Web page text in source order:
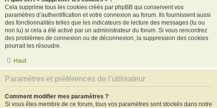
Cela supprime tous les cookies créés par phpBB qui conservent vos
paramètres d’authentification et votre connexion au forum. Ils fournissent aussi
des fonctionnalités telles que les indicateurs de lecture des messages (lu ou
non lu) si cela a été activé par un administrateur du forum. Si vous rencontrez
des problèmes de connexion ou de déconnexion, la suppression des cookies
pourrait les résoudre.
Haut
Paramètres et préférences de l’utilisateur
Comment modifier mes paramètres ?
Si vous êtes membre de ce forum, tous vos paramètres sont stockés dans notre